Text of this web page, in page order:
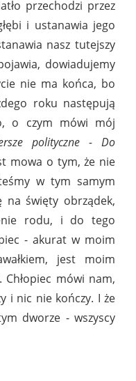
przechodzi przez
i ustanawia jego
nasz tutejszy
dowiadujemy
nie ma końca, bo
roku następują
o czym mówi mój
polityczne - Do
mowa o tym, że nie
w tym samym
na święty obrządek,
rodu, i do tego
- akurat w moim
jest moim
mówi nam,
i nic nie kończy. I że
dworze - wszyscy